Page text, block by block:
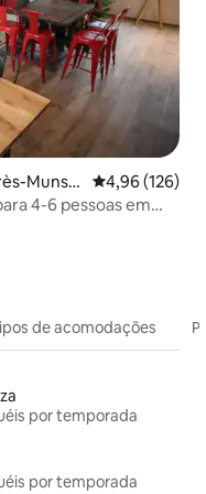
Munst
4,96 de uma
4,96 (126)
4-6 pessoas em
de acomodações
por temporada
por temporada